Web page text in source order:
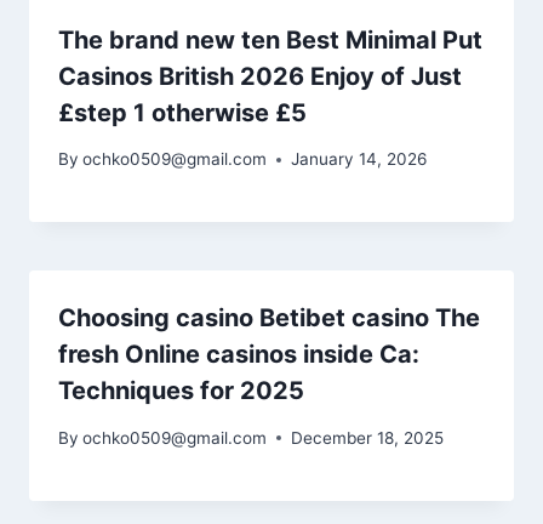
The brand new ten Best Minimal Put
Casinos British 2026 Enjoy of Just
£step 1 otherwise £5
By ochko0509@gmail.com January 14, 2026
Choosing casino Betibet casino The
fresh Online casinos inside Ca:
Techniques for 2025
By ochko0509@gmail.com December 18, 2025